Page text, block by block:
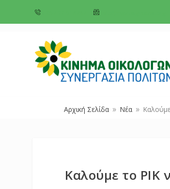
Αρχική Σελίδα 9 Νέα 9
Καλούμε το ΡΙΚ